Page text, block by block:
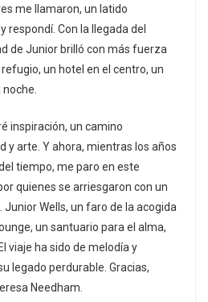
me llamaron, un latido
respondí. Con la llegada del
de Junior brilló con más fuerza
un hotel en el centro, un
inspiración, un camino
y arte. Y ahora, mientras los años
tiempo, me paro en este
quienes se arriesgaron con un
Wells, un faro de la acogida
un santuario para el alma,
viaje ha sido de melodía y
legado perdurable. Gracias,
Needham.